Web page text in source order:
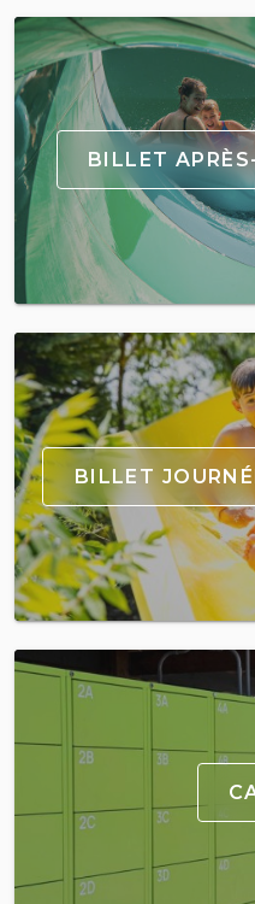
BILLET
BILLET